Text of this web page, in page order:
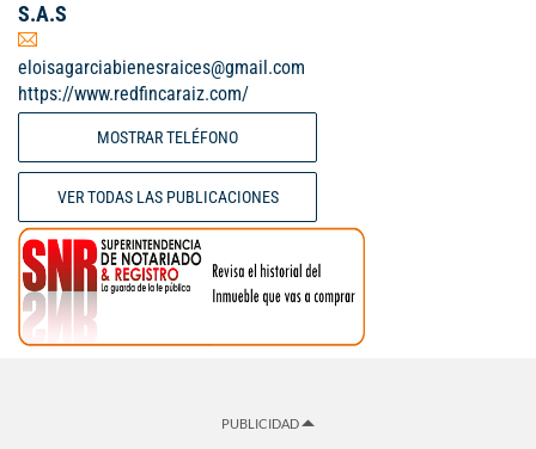
S.A.S
eloisagarciabienesraices@gmail.com
https://www.redfincaraiz.com/
MOSTRAR TELÉFONO
VER TODAS LAS PUBLICACIONES
PUBLICIDAD